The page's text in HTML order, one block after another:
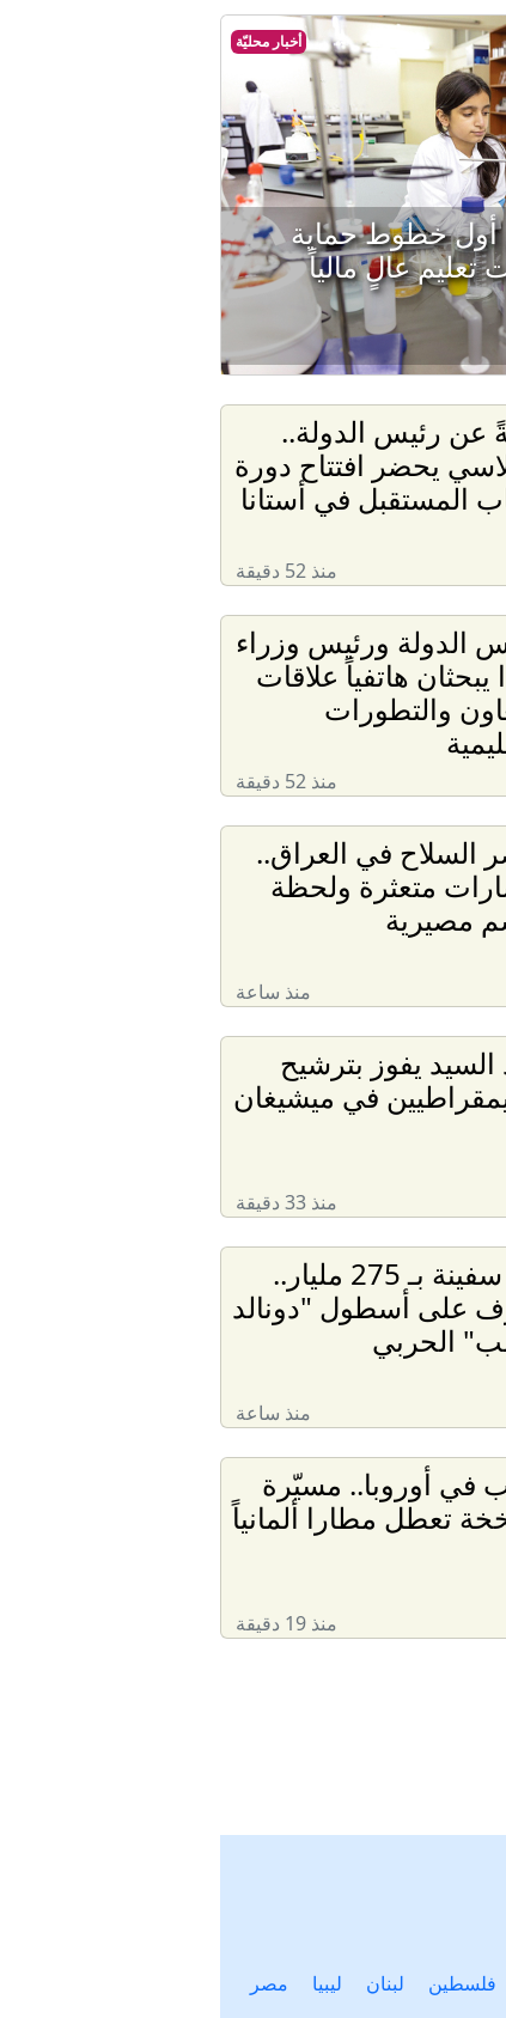
أخبار محليّة
أول خطوط حماية
عالٍ مالياً
عن رئيس الدولة..
يحضر افتتاح دورة
المستقبل في أستانا
منذ 52 دقيقة
الدولة ورئيس وزراء
يبحثان هاتفياً علاقات
والتطورات
منذ 52 دقيقة
السلاح في العراق..
متعثرة ولحظة
مصيرية
منذ ساعة
السيد يفوز بترشيح
في ميشيغان
منذ 33 دقيقة
15 سفينة بـ 275 مليار..
على أسطول "دونالد
الحربي
منذ ساعة
في أوروبا.. مسيّرة
تعطل مطارا ألمانياً
منذ 19 دقيقة
فلسطين لبنان ليبيا
مصر